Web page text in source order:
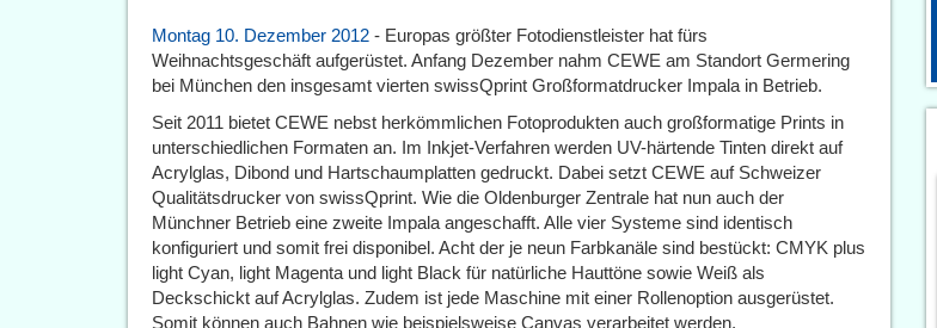
Montag 10. Dezember 2012 - Europas größter Fotodienstleister hat fürs
Weihnachtsgeschäft aufgerüstet. Anfang Dezember nahm CEWE am Standort Germering
bei München den insgesamt vierten swissQprint Großformatdrucker Impala in Betrieb.
Seit 2011 bietet CEWE nebst herkömmlichen Fotoprodukten auch großformatige Prints in
unterschiedlichen Formaten an. Im Inkjet-Verfahren werden UV-härtende Tinten direkt auf
Acrylglas, Dibond und Hartschaumplatten gedruckt. Dabei setzt CEWE auf Schweizer
Qualitätsdrucker von swissQprint. Wie die Oldenburger Zentrale hat nun auch der
Münchner Betrieb eine zweite Impala angeschafft. Alle vier Systeme sind identisch
konfiguriert und somit frei disponibel. Acht der je neun Farbkanäle sind bestückt: CMYK plus
light Cyan, light Magenta und light Black für natürliche Hauttöne sowie Weiß als
Deckschickt auf Acrylglas. Zudem ist jede Maschine mit einer Rollenoption ausgerüstet.
Somit können auch Bahnen wie beispielsweise Canvas verarbeitet werden.